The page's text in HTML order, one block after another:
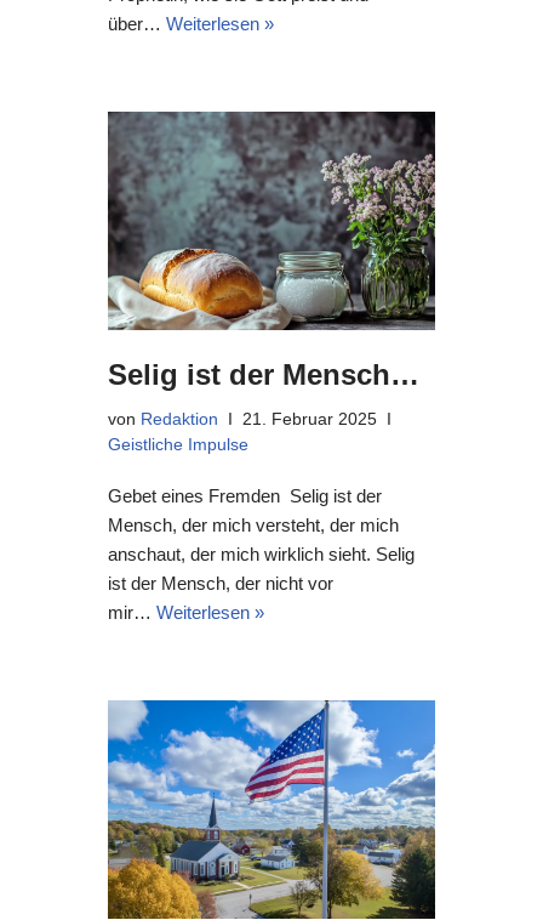
über… Weiterlesen »
Selig ist der Mensch…
von Redaktion
21. Februar 2025
Geistliche Impulse
Gebet eines Fremden Selig ist der
Mensch, der mich versteht, der mich
anschaut, der mich wirklich sieht. Selig
ist der Mensch, der nicht vor
mir… Weiterlesen »